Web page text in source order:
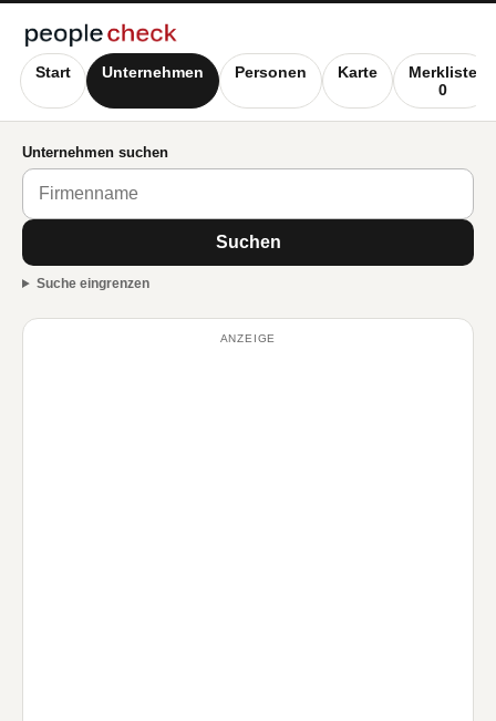
Start Unternehmen Personen Karte
Merkliste
0
Unternehmen suchen
Suchen
Suche eingrenzen
ANZEIGE